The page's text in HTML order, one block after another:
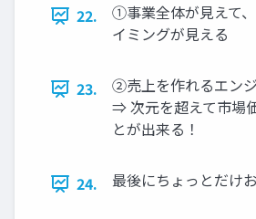
22.
①事業全体が見えて
イミングが見える
23.
②売上を作れるエン
⇒ 次元を超えて市場
とが出来る！
24. 最後にちょっとだけ